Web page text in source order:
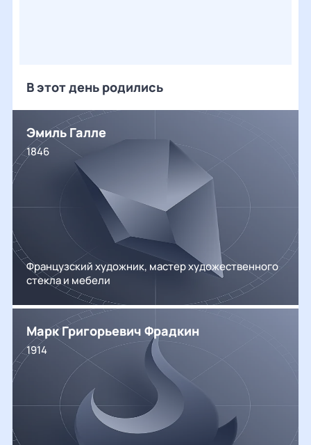
В этот день родились
Эмиль Галле
1846
Французский художник, мастер художественного
стекла и мебели
Марк Григорьевич Фрадкин
1914